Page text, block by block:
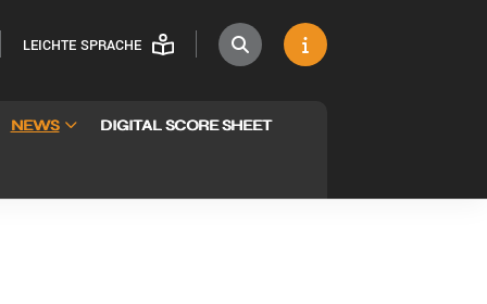
LEICHTE SPRACHE
NEWS DIGITAL SCORE SHEET